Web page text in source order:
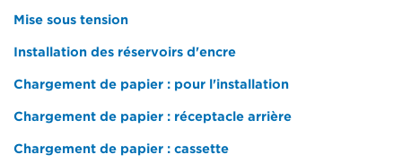
Mise sous tension
Installation des réservoirs d'encre
Chargement de papier : pour l'installation
Chargement de papier : réceptacle arrière
Chargement de papier : cassette